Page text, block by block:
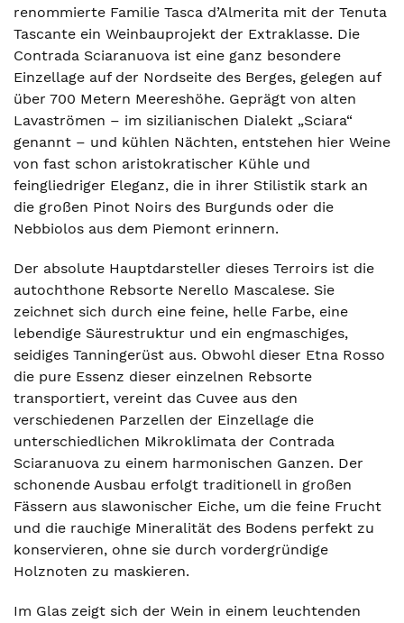
renommierte Familie Tasca d’Almerita mit der Tenuta
Tascante ein Weinbauprojekt der Extraklasse. Die
Contrada Sciaranuova ist eine ganz besondere
Einzellage auf der Nordseite des Berges, gelegen auf
über 700 Metern Meereshöhe. Geprägt von alten
Lavaströmen – im sizilianischen Dialekt „Sciara“
genannt – und kühlen Nächten, entstehen hier Weine
von fast schon aristokratischer Kühle und
feingliedriger Eleganz, die in ihrer Stilistik stark an
die großen Pinot Noirs des Burgunds oder die
Nebbiolos aus dem Piemont erinnern.
Der absolute Hauptdarsteller dieses Terroirs ist die
autochthone Rebsorte Nerello Mascalese. Sie
zeichnet sich durch eine feine, helle Farbe, eine
lebendige Säurestruktur und ein engmaschiges,
seidiges Tanningerüst aus. Obwohl dieser Etna Rosso
die pure Essenz dieser einzelnen Rebsorte
transportiert, vereint das Cuvee aus den
verschiedenen Parzellen der Einzellage die
unterschiedlichen Mikroklimata der Contrada
Sciaranuova zu einem harmonischen Ganzen. Der
schonende Ausbau erfolgt traditionell in großen
Fässern aus slawonischer Eiche, um die feine Frucht
und die rauchige Mineralität des Bodens perfekt zu
konservieren, ohne sie durch vordergründige
Holznoten zu maskieren.
Im Glas zeigt sich der Wein in einem leuchtenden